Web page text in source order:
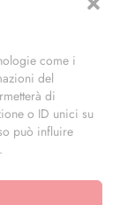
come i
del
di
o ID unici su
può influire